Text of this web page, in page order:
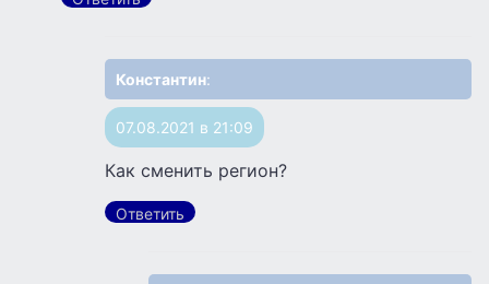
Константин:
07.08.2021 в 21:09
Как сменить регион?
Ответить